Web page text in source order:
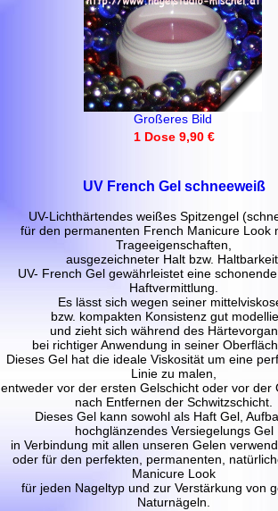
Großeres Bild
1 Dose 9,90 €
UV French Gel schneeweiß
UV-Lichthärtendes weißes Spitzengel
für den permanenten French Manicure Look
Trageeigenschaften,
ausgezeichneter Halt bzw.
UV- French Gel gewährleistet eine
Haftvermittlung.
Es lässt sich wegen seiner
bzw. kompakten Konsistenz gut
und zieht sich während des
bei richtiger Anwendung in seiner
Dieses Gel hat die ideale Viskosität um eine
Linie zu malen,
entweder vor der ersten Gelschicht oder vor der
nach Entfernen der Schwitzschicht.
Dieses Gel kann sowohl als Haft Gel,
hochglänzendes Versiegelungs Gel
in Verbindung mit allen unseren Gelen
oder für den perfekten, permanenten,
Manicure Look
für jeden Nageltyp und zur Verstärkung von
Naturnägeln.